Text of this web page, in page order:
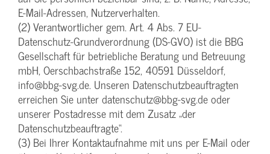
E-Mail-Adressen, Nutzerverhalten.
(2) Verantwortlicher gem. Art. 4 Abs. 7 EU-
Datenschutz-Grundverordnung (DS-GVO) ist die BBG
Gesellschaft für betriebliche Beratung und Betreuung
mbH, Oerschbachstraße 152, 40591 Düsseldorf,
info@bbg-svg.de. Unseren Datenschutzbeauftragten
erreichen Sie unter datenschutz@bbg-svg.de oder
unserer Postadresse mit dem Zusatz „der
Datenschutzbeauftragte“.
(3) Bei Ihrer Kontaktaufnahme mit uns per E-Mail oder